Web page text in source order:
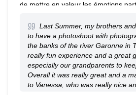
de mettre en valeur les émotions
partagé avec vos proche au fil des
temps de réaliser régulièrement des
mon travail en image via mon site.
Last Summer, my brothers
to have a photoshoot with
the banks of the river Garonne in
really fun experience and a great
especially our grandparents to
Overall it was really great and a
to Vanessa, who was really nice